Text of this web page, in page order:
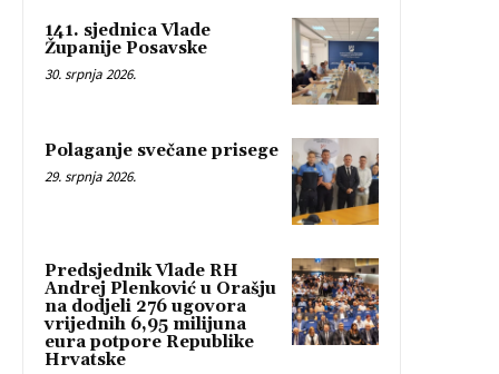
141. sjednica Vlade
Županije Posavske
30. srpnja 2026.
Polaganje svečane prisege
29. srpnja 2026.
Predsjednik Vlade RH
Andrej Plenković u Orašju
na dodjeli 276 ugovora
vrijednih 6,95 milijuna
eura potpore Republike
Hrvatske